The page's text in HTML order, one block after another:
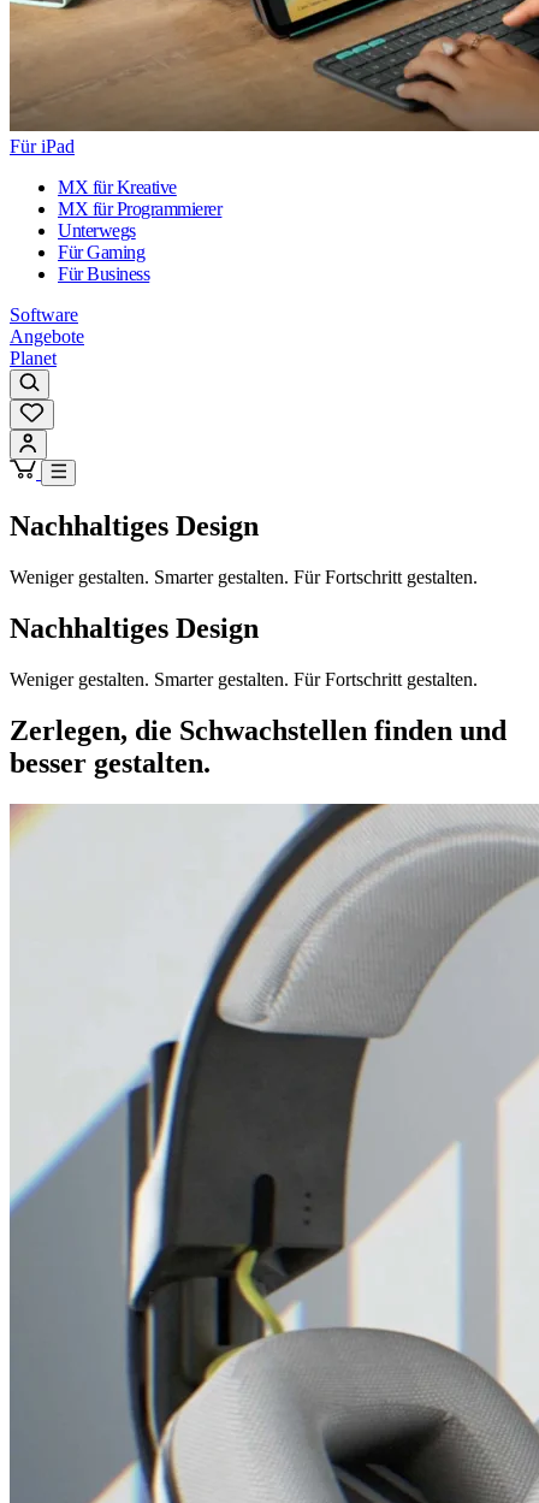
Für iPad
MX für Kreative
MX für Programmierer
Unterwegs
Für Gaming
Für Business
Software
Angebote
Planet
Nachhaltiges Design
Weniger gestalten. Smarter gestalten. Für Fortschritt gestalten.
Nachhaltiges Design
Weniger gestalten. Smarter gestalten. Für Fortschritt gestalten.
Zerlegen, die Schwachstellen finden und
besser gestalten.